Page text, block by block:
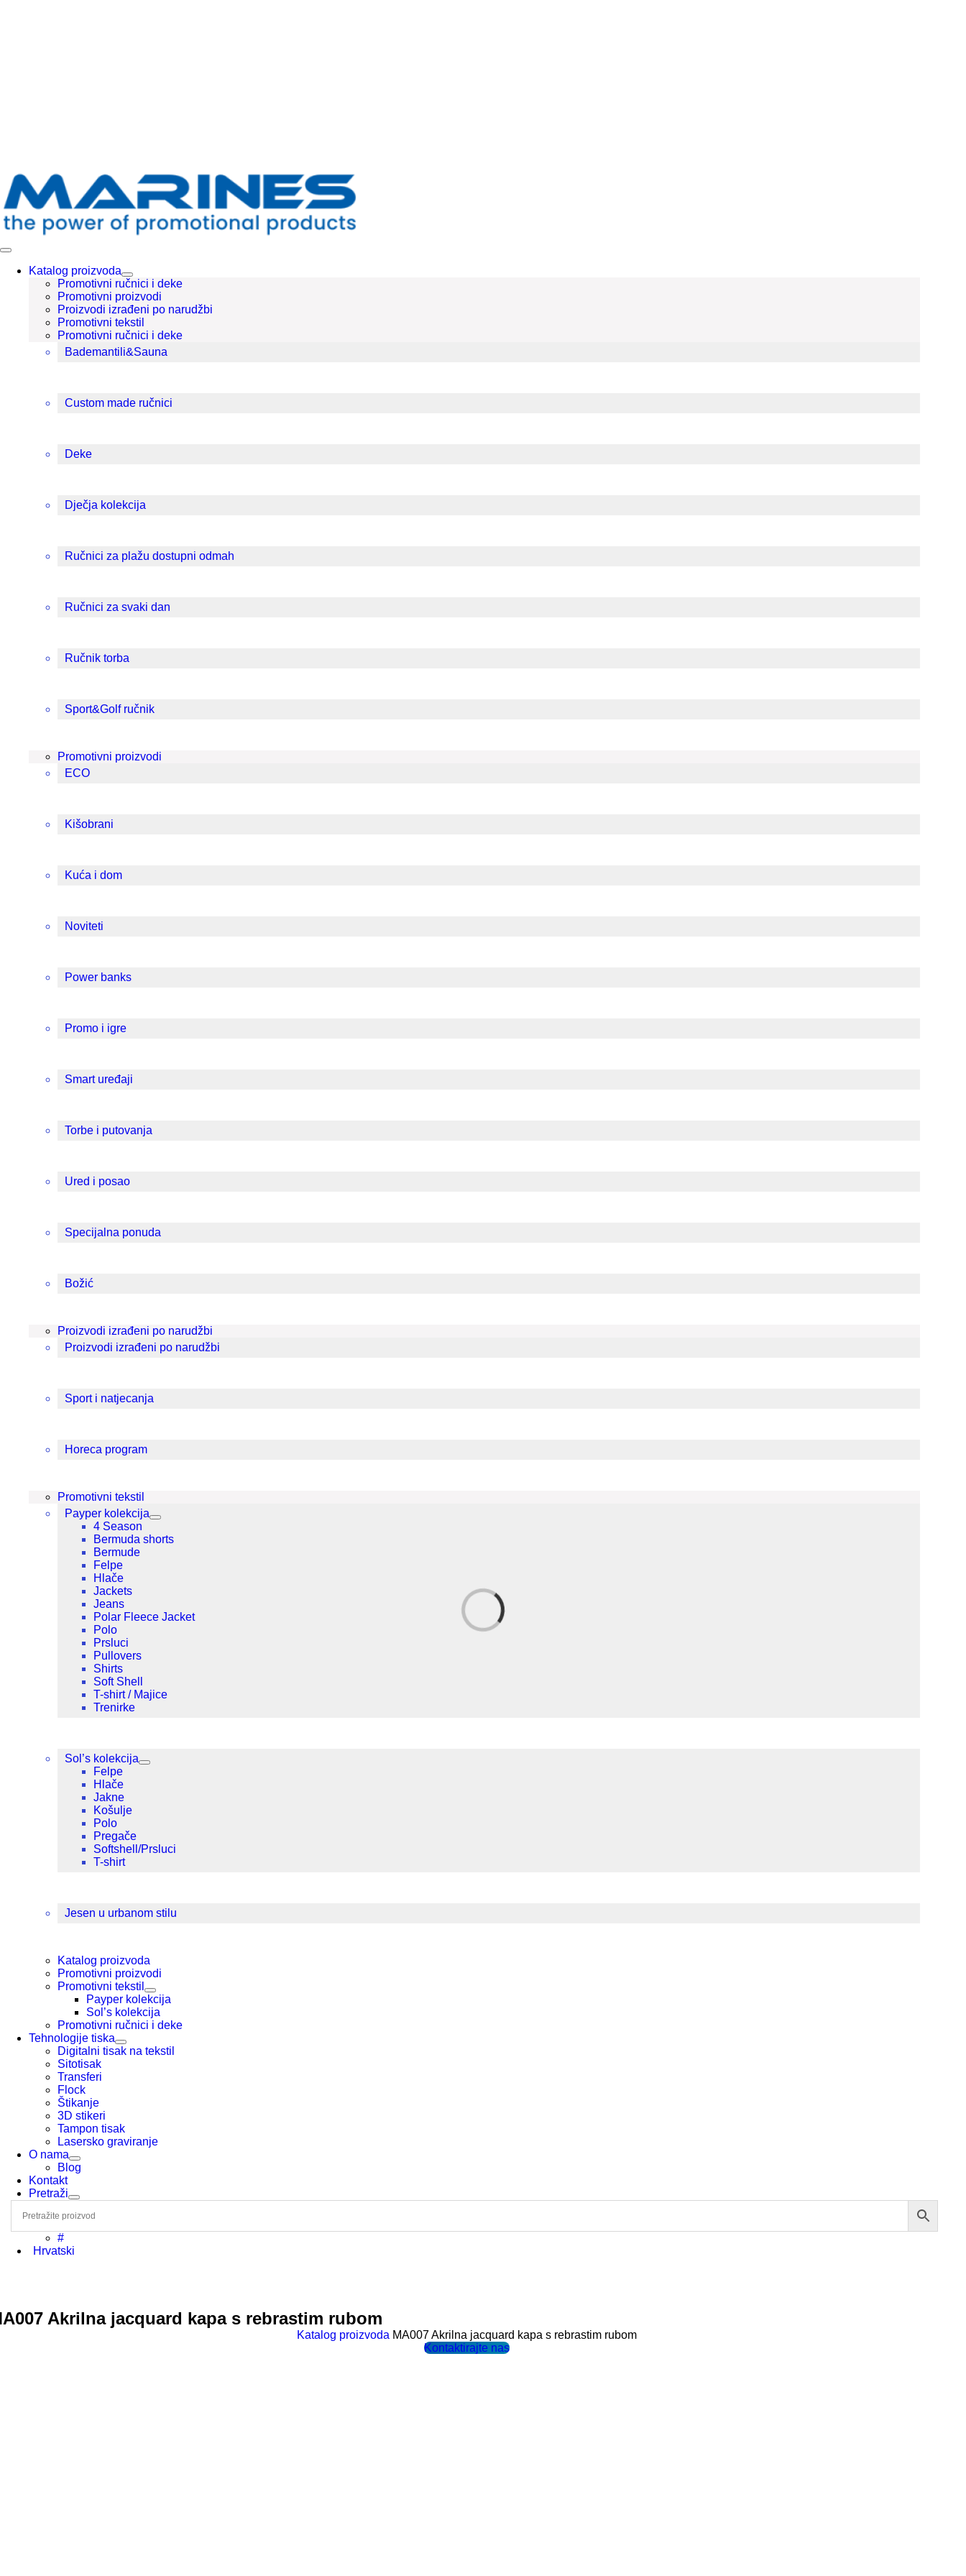
Toggle
NavigationKatalog proizvoda
Promotivni ručnici i deke
Promotivni proizvodi
Proizvodi izrađeni po narudžbi
Promotivni tekstil
Promotivni ručnici i deke
Bademantili&Sauna
Custom made ručnici
Deke
Dječja kolekcija
Ručnici za plažu dostupni odmah
Ručnici za svaki dan
Ručnik torba
Sport&Golf ručnik
Promotivni proizvodi
ECO
Kišobrani
Kuća i dom
Noviteti
Power banks
Promo i igre
Smart uređaji
Torbe i putovanja
Ured i posao
Specijalna ponuda
Božić
Proizvodi izrađeni po narudžbi
Proizvodi izrađeni po narudžbi
Sport i natjecanja
Horeca program
Promotivni tekstil
Payper kolekcija
4 Season
Bermuda shorts
Bermude
Felpe
Hlače
Jackets
Jeans
Polar Fleece Jacket
Polo
Prsluci
Pullovers
Shirts
Soft Shell
T-shirt / Majice
Trenirke
Sol’s kolekcija
Felpe
Hlače
Jakne
Košulje
Polo
Pregače
Softshell/Prsluci
T-shirt
Jesen u urbanom stilu
Katalog proizvoda
Promotivni proizvodi
Promotivni tekstil
Payper kolekcija
Sol’s kolekcija
Promotivni ručnici i deke
Tehnologije tiska
Digitalni tisak na tekstil
Sitotisak
Transferi
Flock
Štikanje
3D stikeri
Tampon tisak
Lasersko graviranje
O nama
Blog
Kontakt
Pretraži
#
Hrvatski
Akrilna jacquard kapa s rebrastim rubom
Katalog proizvoda MA007 Akrilna jacquard kapa s rebrastim rubom
Kontaktirajte nas